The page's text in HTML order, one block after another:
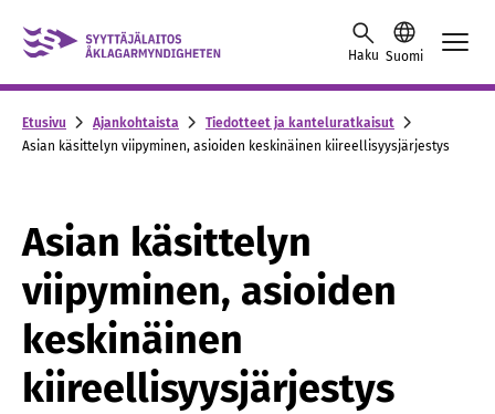
Skip to content -saavutettavuusohje
Haku Suomi
Etusivu Ajankohtaista
Tiedotteet ja kanteluratkaisut
Asian käsittelyn viipyminen, asioiden keskinäinen kiireellisyysjärjestys
Asian käsittelyn
viipyminen, asioiden
keskinäinen
kiireellisyysjärjestys